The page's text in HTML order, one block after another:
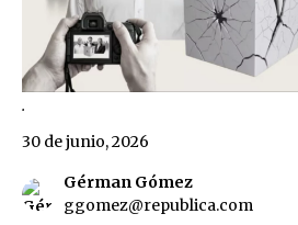
.
Gérman Gómez
ggomez@republica.com
30 de junio, 2026